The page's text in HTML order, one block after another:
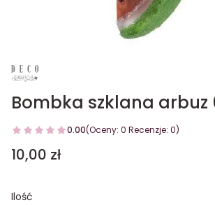
Bombka szklana arbuz
0.00(Oceny: 0 Recenzje: 0)
Cena
10,00 zł
Ilość